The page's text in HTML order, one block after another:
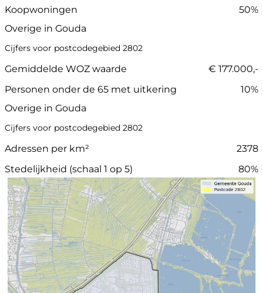
Koopwoningen
50%
Overige in Gouda
Cijfers voor postcodegebied 2802
Gemiddelde WOZ waarde
€ 177.000,-
Personen onder de 65 met uitkering
10%
Overige in Gouda
Cijfers voor postcodegebied 2802
Adressen per km²
2378
Stedelijkheid (schaal 1 op 5)
80%